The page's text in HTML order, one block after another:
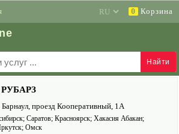
0 Корзина
проезд Кооперативный, 1А
Саратов; Красноярск; Хакасия Абакан;
Омск